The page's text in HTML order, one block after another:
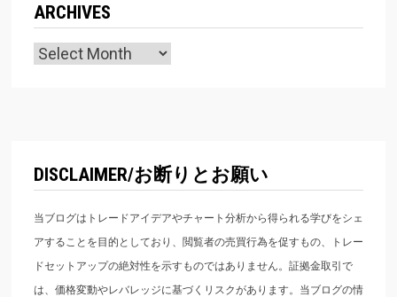
ARCHIVES
Archives
DISCLAIMER/お断りとお願い
当ブログはトレードアイデアやチャート分析から得られる学びをシェ
アすることを目的としており、閲覧者の売買行為を促すもの、トレー
ドセットアップの絶対性を示すものではありません。証拠金取引で
は、価格変動やレバレッジに基づくリスクがあります。当ブログの情